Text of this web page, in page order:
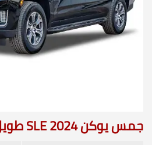
جمس يوكن 2024 SLE طويل بدون دبل